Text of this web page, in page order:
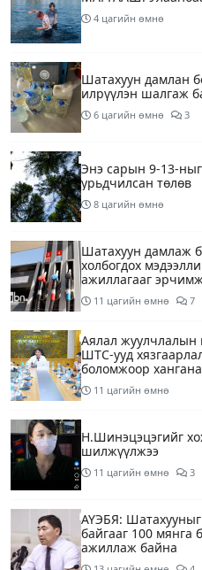
4 цагийн өмнө
Шатахуун дамлан
илрүүлэн шалгаж
6 цагийн өмнө 3
Энэ сарын 9-13-
урьдчилсан төлөв
8 цагийн өмнө
Шатахуун дамлаж
холбогдох
ажиллагааг
11 цагийн өмнө 7
Аялал
ШТС-ууд
боломжоор хангана
11 цагийн өмнө
Н.Шинэцэцэгийг
шилжүүлжээ
11 цагийн өмнө 3
АҮЭБЯ: Шатахууныг
байгааг 100 мянга
ажиллаж байна